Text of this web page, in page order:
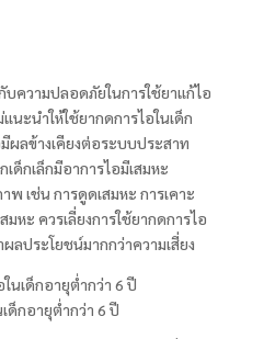
ความปลอดภัยในการใช้ยาแก้ไอ
นะนำให้ใช้ยากดการไอในเด็ก
ผลข้างเคียงต่อระบบประสาท
ด็กเล็กมีอาการไอมีเสมหะ
พ เช่น การดูดเสมหะ การเคาะ
หะ ควรเลี่ยงการใช้ยากดการไอ
ประโยชน์มากกว่าความเสี่ยง
ด็กอายุต่ำกว่า 6 ปี